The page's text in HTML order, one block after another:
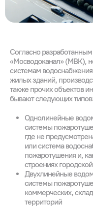
Согласно
«Мосводоканал» (МВК),
системам
жилых зданий,
также прочих объектов
бывают следующих
Однолинейные
системы
где не
или система
пожаротушения и,
строениях
Двухлинейные
системы
коммерческих,
территорий